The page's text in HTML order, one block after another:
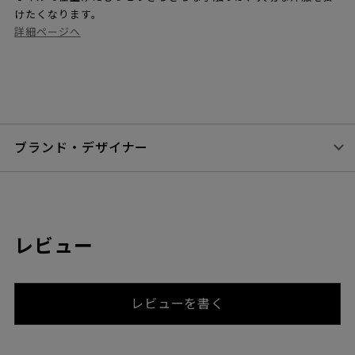
けたくなります。
詳細ページへ
ブランド・デザイナー
レビュー
レビューを書く